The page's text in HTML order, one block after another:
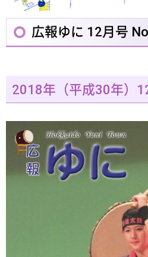
広報ゆに 12月号
2018年（平成30年）